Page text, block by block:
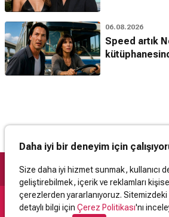
06.08.2026
Speed artık
Daha iyi bir deneyim için
Size daha iyi hizmet sunmak, kullanıcı
geliştirebilmek, içerik ve reklamları
çerezlerden yararlanıyoruz.
detaylı bilgi için Çerez Politikası'nı
Destek